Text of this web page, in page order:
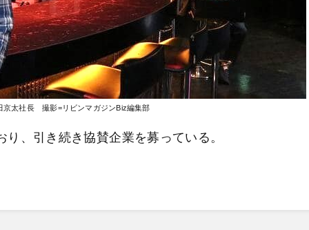
京太社長 撮影=リビンマガジンBiz編集部
、引き続き協賛企業を募っている。